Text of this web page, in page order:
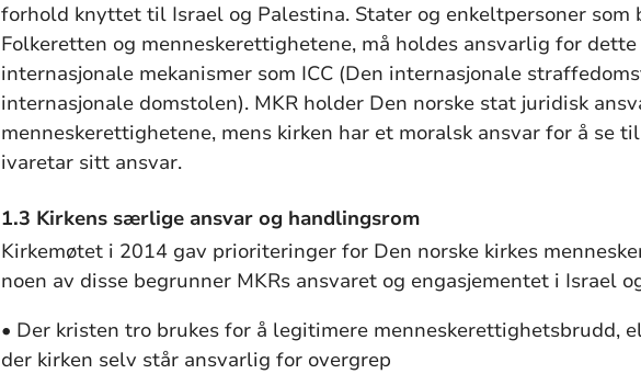
forhold knyttet til Israel og Palestina. Stater og enkeltpersoner som
Folkeretten og menneskerettighetene, må holdes ansvarlig for dette
internasjonale mekanismer som ICC (Den internasjonale
internasjonale domstolen). MKR holder Den norske stat juridisk
menneskerettighetene, mens kirken har et moralsk ansvar for å se
ivaretar sitt ansvar.
1.3 Kirkens særlige ansvar og handlingsrom
Kirkemøtet i 2014 gav prioriteringer for Den norske kirkes
noen av disse begrunner MKRs ansvaret og engasjementet i Israel
• Der kristen tro brukes for å legitimere menneskerettighetsbrudd,
der kirken selv står ansvarlig for overgrep